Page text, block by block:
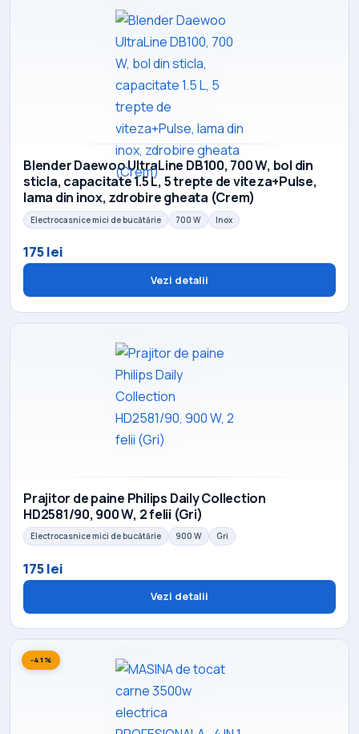
Blender Daewoo UltraLine DB100, 700 W, bol din
sticla, capacitate 1.5 L, 5 trepte de viteza+Pulse,
lama din inox, zdrobire gheata (Crem)
Electrocasnice mici de bucătărie 700 W Inox
175 lei
Vezi detalii
Prajitor de paine Philips Daily Collection
HD2581/90, 900 W, 2 felii (Gri)
Electrocasnice mici de bucătărie 900 W Gri
175 lei
Vezi detalii
-41%